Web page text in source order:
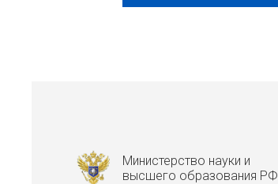
Министерство науки и
высшего образования РФ